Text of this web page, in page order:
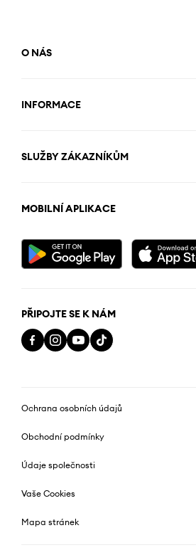
O NÁS
INFORMACE
SLUŽBY ZÁKAZNÍKŮM
MOBILNÍ APLIKACE
PŘIPOJTE SE K NÁM
Ochrana osobních údajů
Obchodní podmínky
Údaje společnosti
Vaše Cookies
Mapa stránek